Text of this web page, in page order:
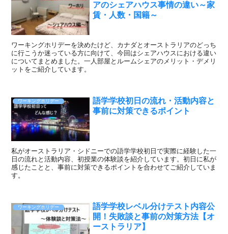
アのシェアハウス事情の違い～家
賃・人数・国籍～
ワーキングホリデーを決めたけど、カナダとオーストラリアのどっち
に行こうか迷っている方に向けて、今回はシェアハウスにおける違い
についてまとめました。一人部屋とルームシェアのメリット・デメリ
ットをご紹介しています。
ワーキングホリデー
語学学校初日の流れ・活動内容と
事前に対策できるポイント
私がオーストラリア・シドニーでの語学学校初日で実際に経験した一
日の流れと活動内容、初授業の体験談を紹介しています。初日に私が
感じたことと、事前に対策できるポイントを合わせてご紹介していま
す。
ワーキングホリデー
語学学校レベル分けテスト内容公
開！失敗談と事前の対策方法【オ
ーストラリア】